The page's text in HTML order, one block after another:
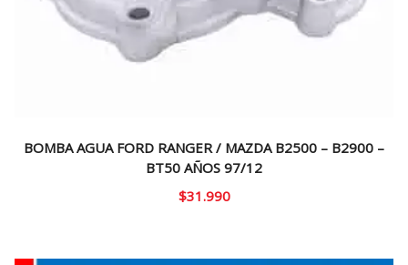
BOMBA AGUA FORD RANGER / MAZDA B2500 – B2900 –
BT50 AÑOS 97/12
$31.990